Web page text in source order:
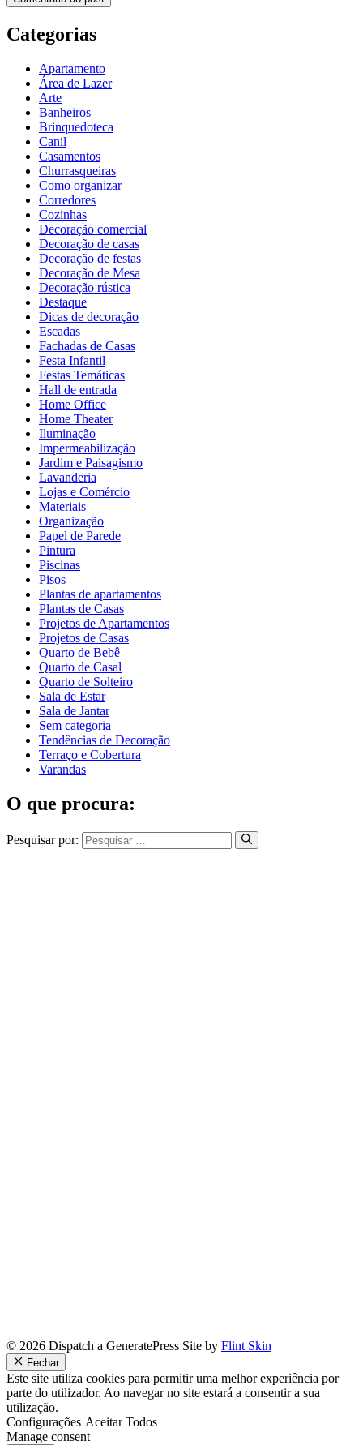
Categorias
Apartamento
Área de Lazer
Arte
Banheiros
Brinquedoteca
Canil
Casamentos
Churrasqueiras
Como organizar
Corredores
Cozinhas
Decoração comercial
Decoração de casas
Decoração de festas
Decoração de Mesa
Decoração rústica
Destaque
Dicas de decoração
Escadas
Fachadas de Casas
Festa Infantil
Festas Temáticas
Hall de entrada
Home Office
Home Theater
Iluminação
Impermeabilização
Jardim e Paisagismo
Lavanderia
Lojas e Comércio
Materiais
Organização
Papel de Parede
Pintura
Piscinas
Pisos
Plantas de apartamentos
Plantas de Casas
Projetos de Apartamentos
Projetos de Casas
Quarto de Bebê
Quarto de Casal
Quarto de Solteiro
Sala de Estar
Sala de Jantar
Sem categoria
Tendências de Decoração
Terraço e Cobertura
Varandas
O que procura:
Pesquisar por:
© 2026 Dispatch a GeneratePress Site by Flint Skin
Fechar
Este site utiliza cookies para permitir uma melhor experiência por
parte do utilizador. Ao navegar no site estará a consentir a sua
utilização.
Configurações Aceitar Todos
Manage consent